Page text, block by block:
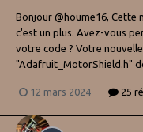
Bonjour @houme16, Cette
c'est un plus. Avez-vous
votre code ? Votre
"Adafruit_MotorShield.h"
12 mars 2024 25